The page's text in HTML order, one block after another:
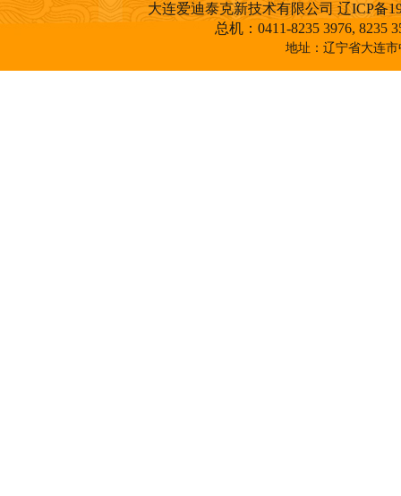
大连爱迪泰克新技术有限公司 辽ICP备
总机：0411-8235 3976, 8235
地址：辽宁省大连